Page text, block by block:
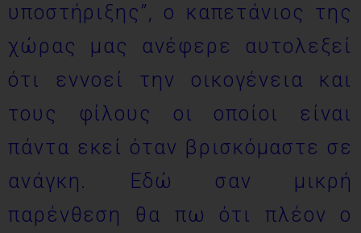
υποστήριξης”, ο καπετάνιος της
χώρας μας ανέφερε αυτολεξεί
ότι εννοεί την οικογένεια και
τους φίλους οι οποίοι είναι
πάντα εκεί όταν βρισκόμαστε σε
ανάγκη. Εδώ σαν μικρή
παρένθεση θα πω ότι πλέον ο